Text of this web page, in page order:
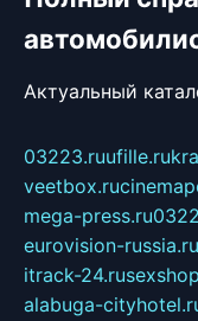
Актуальный
03223.ruufille.ru
veetbox.ru
mega-press.ru
eurovision-russia.ru
itrack-24.ru
alabuga-